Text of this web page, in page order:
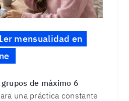
mensualidad en
grupos de máximo 6
una práctica constante